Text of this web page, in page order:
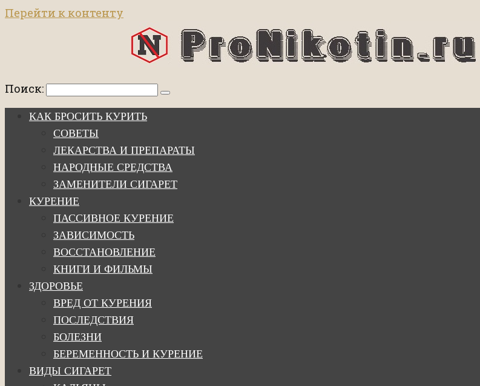
Перейти к контенту
Поиск:
КАК БРОСИТЬ КУРИТЬ
СОВЕТЫ
ЛЕКАРСТВА И ПРЕПАРАТЫ
НАРОДНЫЕ СРЕДСТВА
ЗАМЕНИТЕЛИ СИГАРЕТ
КУРЕНИЕ
ПАССИВНОЕ КУРЕНИЕ
ЗАВИСИМОСТЬ
ВОССТАНОВЛЕНИЕ
КНИГИ И ФИЛЬМЫ
ЗДОРОВЬЕ
ВРЕД ОТ КУРЕНИЯ
ПОСЛЕДСТВИЯ
БОЛЕЗНИ
БЕРЕМЕННОСТЬ И КУРЕНИЕ
ВИДЫ СИГАРЕТ